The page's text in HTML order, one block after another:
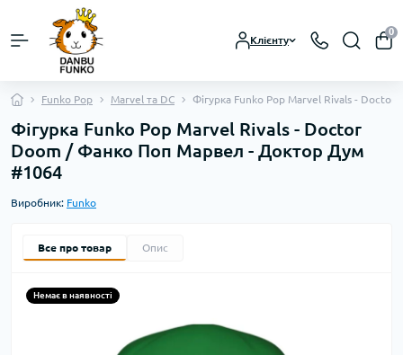
Клієнту
0
Funko Pop Marvel та DC Фігурка Funko Pop Marvel Rivals -
Фігурка Funko Pop Marvel Rivals - Doctor
Doom / Фанко Поп Марвел - Доктор Дум
#1064
Виробник: Funko
Все про товар Опис
Немає в наявності